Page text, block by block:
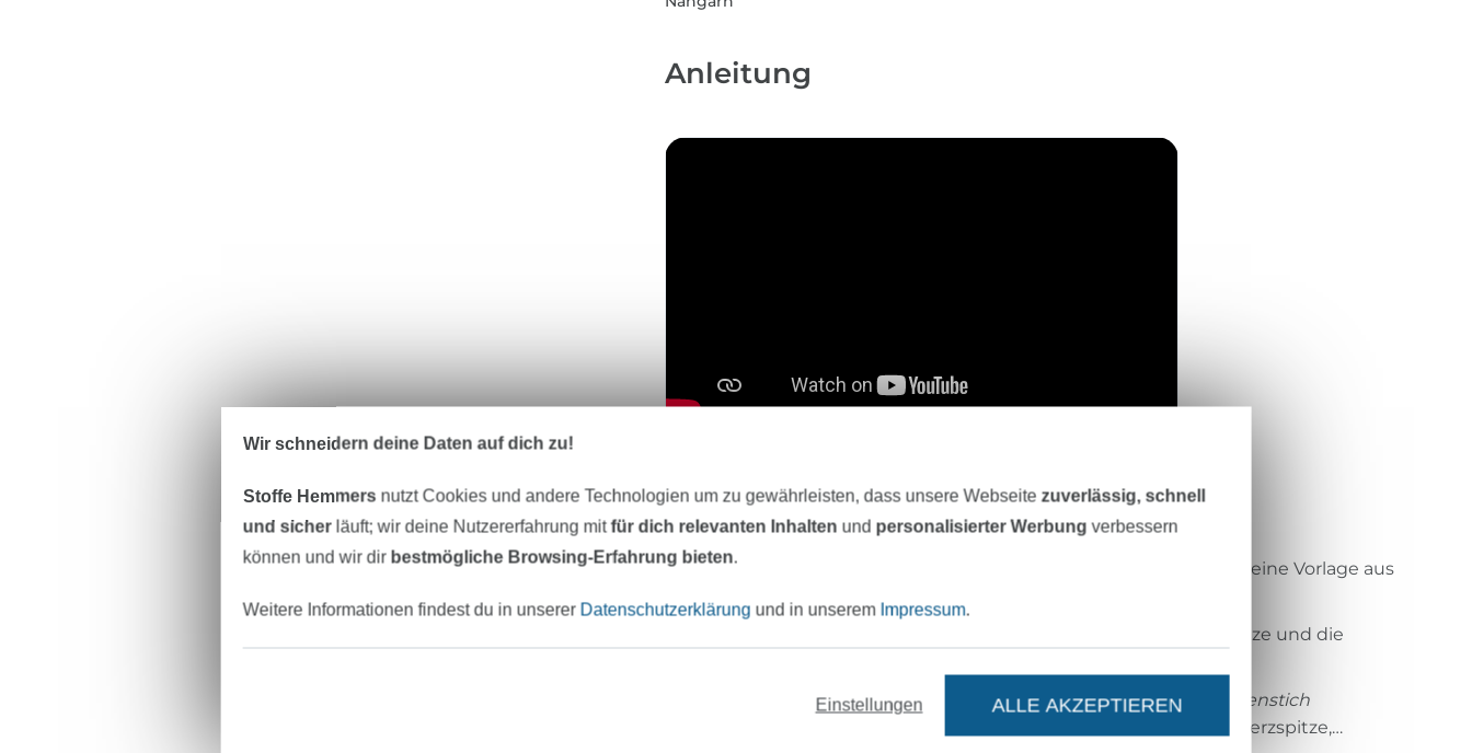
Anleitung
1 Optional: Label erstellen
Schneide dir ein Stückchen Canvas oder ähnliches zu, plotte deine Vorlage aus
Setzte dir nun mit Trickmarker drei Punkte, die einmal die Spitze und die
Für die Grundform des Herzens wird der sogenannteMargeritenstich
verwendet. Hierzu stichst du zunächst von hinten durch die Herzspitze,…
Wir schneidern deine Daten auf dich zu!
Stoffe Hemmers nutzt Cookies und andere Technologien um zu gewährleisten, dass unsere Webseitezuverlässig, schnell
und sicherläuft; wir deine Nutzererfahrung mitfür dich relevanten Inhalten und personalisierter Werbung verbessern
können und wir dir bestmögliche Browsing-Erfahrung bieten.
Weitere Informationen findest du in unserer Datenschutzerklärung und in unserem Impressum.
Einstellungen ALLE AKZEPTIEREN